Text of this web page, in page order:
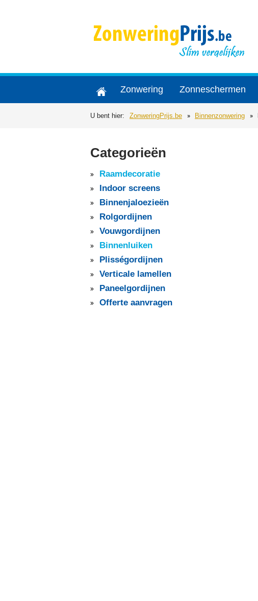
Zonwering Zonneschermen
U bent hier: ZonweringPrijs.be Binnenzonwering
Categorieën
Raamdecoratie
Indoor screens
Binnenjaloezieën
Rolgordijnen
Vouwgordijnen
Binnenluiken
Plisségordijnen
Verticale lamellen
Paneelgordijnen
Offerte aanvragen